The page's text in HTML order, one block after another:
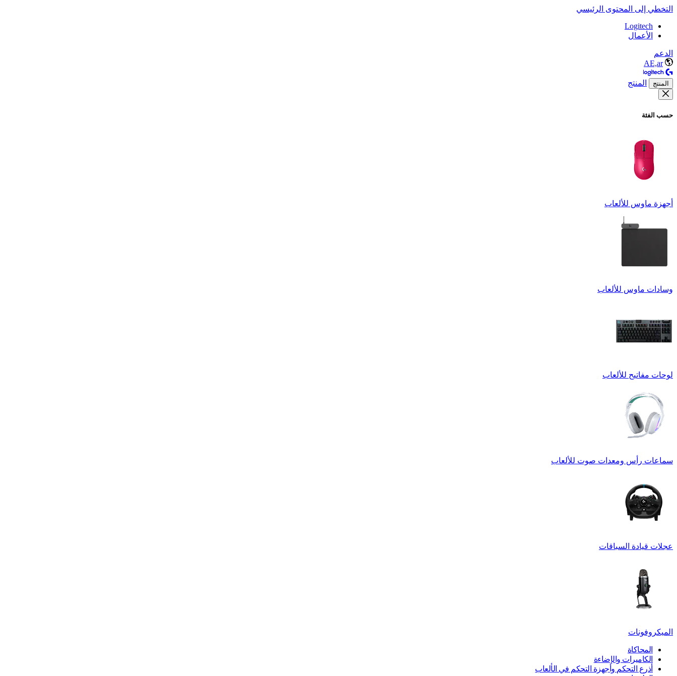
التخطي إلى المحتوى الرئيسي
Logitech
الأعمال
الدعم
AE,ar
المنتج المنتج
حسب الفئة
أجهزة ماوس للألعاب
وسادات ماوس للألعاب
لوحات مفاتيح للألعاب
سماعات رأس ومعدات صوت للألعاب
عجلات قيادة السباقات
الميكروفونات
المحاكاة
الكاميرات والإضاءة
أذرع التحكم وأجهزة التحكم في الألعاب